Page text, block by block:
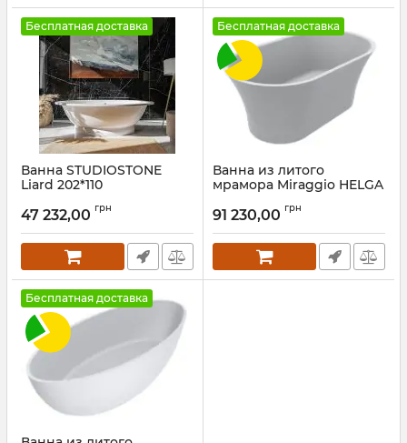
Бесплатная доставка
Ванна STUDIOSTONE
Liard 202*110
47 232,00 грн
Бесплатная доставка
Ванна из литого
мрамора Miraggio HELGA
Артикул:0002547
91 230,00 грн
Бесплатная доставка